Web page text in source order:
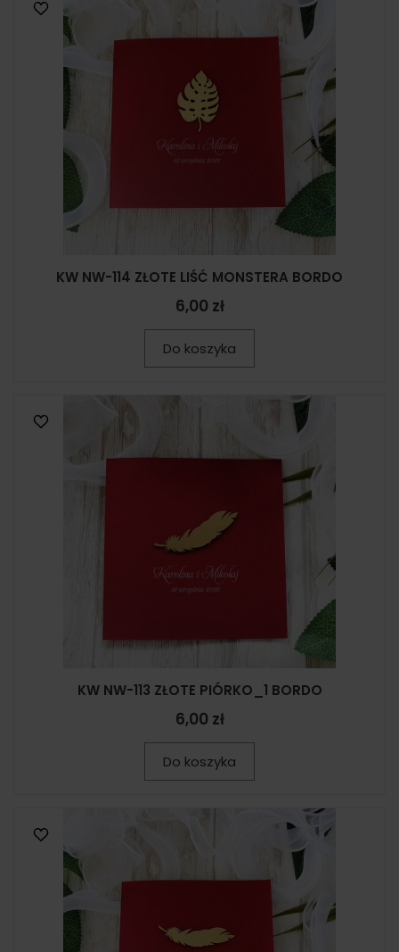
KW NW-114 ZŁOTE LIŚĆ MONSTERA BORDO
6,00 zł
Do koszyka
KW NW-113 ZŁOTE PIÓRKO_1 BORDO
6,00 zł
Do koszyka